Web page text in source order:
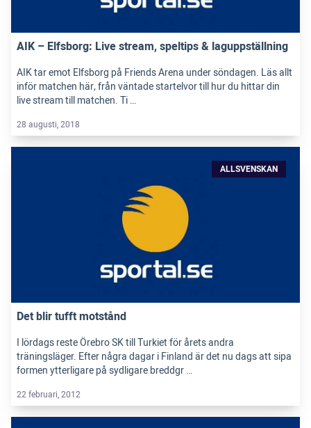
AIK – Elfsborg: Live stream, speltips & laguppställning
AIK tar emot Elfsborg på Friends Arena under söndagen. Läs allt
inför matchen här, från väntade startelvor till hur du hittar din
live stream till matchen. Ti …
28 augusti, 2018
ALLSVENSKAN
Det blir tufft motstånd
I lördags reste Örebro SK till Turkiet för årets andra
träningsläger. Efter några dagar i Finland är det nu dags att sipa
formen ytterligare på sydligare breddgr …
22 februari, 2012